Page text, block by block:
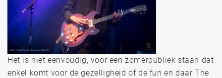
Het is niet eenvoudig, voor een zomerpubliek staan dat
enkel komt voor de gezelligheid of de fun en daar The